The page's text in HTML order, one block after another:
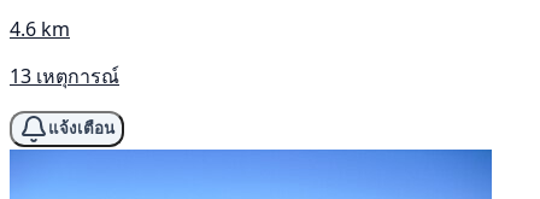
4.6 km
13 เหตุการณ์
แจ้งเตือน